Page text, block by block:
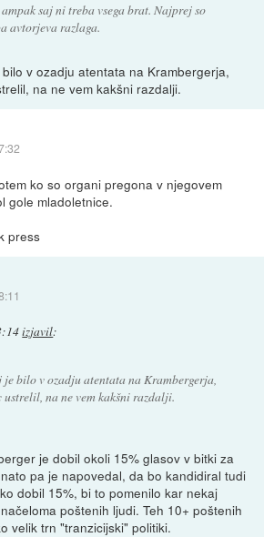
saj ni treba vsega brat. Najprej so
avtorjeva razlaga.
v ozadju atentata na Krambergerja,
na ne vem kakšni razdalji.
ko so organi pregona v njegovem
gole mladoletnice.
press
izjavil:
je bilo v ozadju atentata na Krambergerja,
na ne vem kakšni razdalji.
je dobil okoli 15% glasov v bitki za
pa je napovedal, da bo kandidiral tudi
dobil 15%, bi to pomenilo kar nekaj
poštenih ljudi. Teh 10+ poštenih
velik trn "tranzicijski" politiki.